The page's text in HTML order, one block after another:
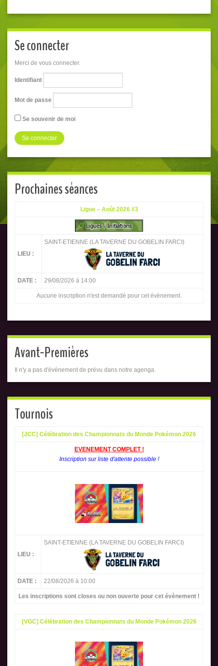
Se connecter
Merci de vous connecter.
Identifiant
Mot de passe
Se souvenir de moi
Prochaines séances
Ligue – Août 2026 #3
LIEU :
SAINT-ETIENNE (LA TAVERNE DU GOBELIN FARCI)
DATE : 29/08/2026 à 14:00
Aucune inscription n'est demandé pour cet évènement.
Avant-Premières
Il n'y a pas d'événement de prévu dans notre agenga.
Tournois
[JCC] Célébration des Championnats du Monde Pokémon 2026
EVENEMENT COMPLET !
Inscription sur liste d'attente possible !
LIEU :
SAINT-ETIENNE (LA TAVERNE DU GOBELIN FARCI)
DATE : 22/08/2026 à 10:00
Les inscriptions sont closes ou non ouverte pour cet évènement !
[VGC] Célébration des Championnats du Monde Pokémon 2026